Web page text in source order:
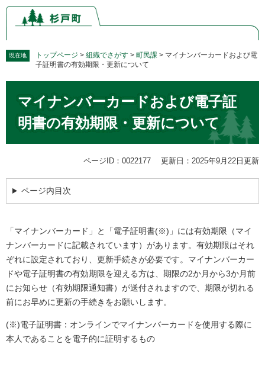
ペ
の
で
メ
ー
ば
へ
現在地 トップページ > 組織でさがす > 町民課 > マイナンバーカードおよび電
子証明書の有効期限・更新について
マイナンバーカードおよび電子証
明書の有効期限・更新について
ページID：0022177 更新日：2025年9月22日更新
ページ内目次
「マイナンバーカード」と「電子証明書(※)」には有効期限（マイ
ナンバーカードに記載されています）があります。有効期限はそれ
ぞれに設定されており、更新手続きが必要です。マイナンバーカー
ドや電子証明書の有効期限を迎える方は、期限の2か月から3か月前
にお知らせ（有効期限通知書）が送付されますので、期限が切れる
前にお早めに更新の手続きをお願いします。
(※)電子証明書：オンラインでマイナンバーカードを使用する際に
本人であることを電子的に証明するもの